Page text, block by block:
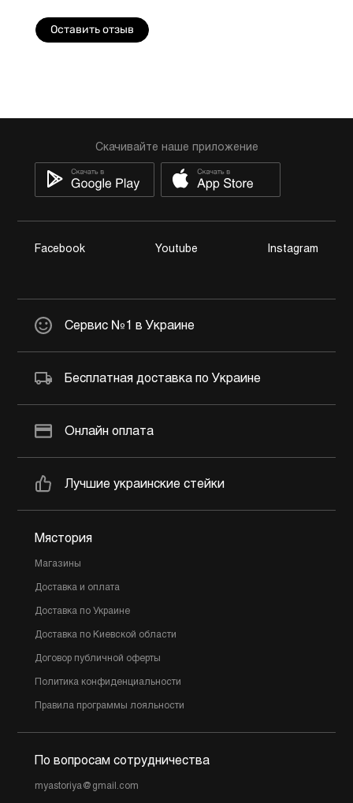
Оставить отзыв
Скачивайте наше приложение
Facebook Youtube Instagram
Сервис №1 в Украине
Бесплатная доставка по Украине
Онлайн оплата
Лучшие украинские стейки
Мястория
Магазины
Доставка и оплата
Доставка по Украине
Доставка по Киевской области
Договор публичной оферты
Политика конфиденциальности
Правила программы лояльности
По вопросам сотрудничества
myastoriya@gmail.com